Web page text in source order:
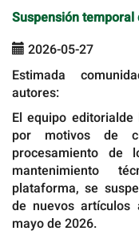
Suspensión
2026-05-27
Estimada
autores:
El equipo
por motivos de
procesamiento
mantenimiento
plataforma, se
de nuevos
mayo de 2026.